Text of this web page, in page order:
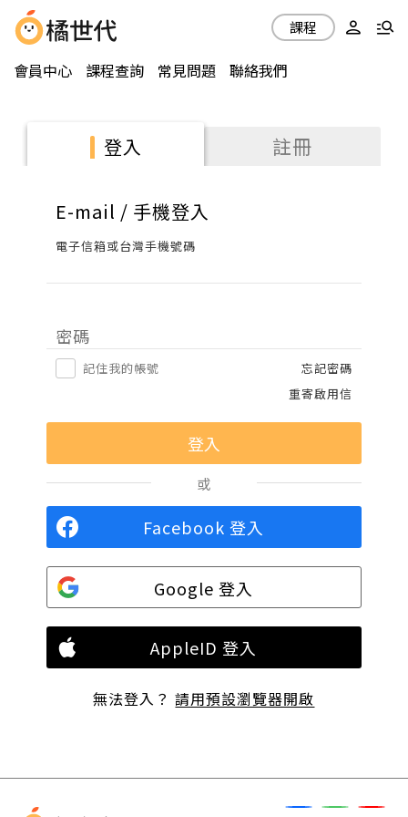
會員中心 課程查詢 常見問題 聯絡我們
課程
登入 註冊
E-mail / 手機登入
電子信箱或台灣手機號碼
密碼
記住我的帳號
忘記密碼
重寄啟用信
或
Facebook 登入
Google 登入
AppleID 登入
無法登入？請用預設瀏覽器開啟